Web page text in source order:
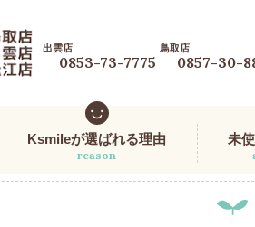
出雲店
0853-73-7775
鳥取店
0857-30-
Ksmileが選ばれる理由
reason
未